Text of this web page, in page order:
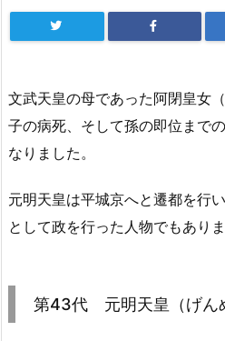
文武天皇の母であった阿閉皇女
子の病死、そして孫の即位まで
なりました。
元明天皇は平城京へと遷都を行
として政を行った人物でもありま
第43代 元明天皇（げん